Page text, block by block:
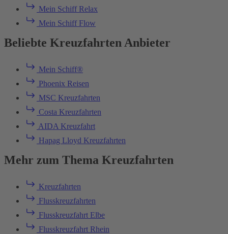
Mein Schiff Relax
Mein Schiff Flow
Beliebte Kreuzfahrten Anbieter
Mein Schiff®
Phoenix Reisen
MSC Kreuzfahrten
Costa Kreuzfahrten
AIDA Kreuzfahrt
Hapag Lloyd Kreuzfahrten
Mehr zum Thema Kreuzfahrten
Kreuzfahrten
Flusskreuzfahrten
Flusskreuzfahrt Elbe
Flusskreuzfahrt Rhein